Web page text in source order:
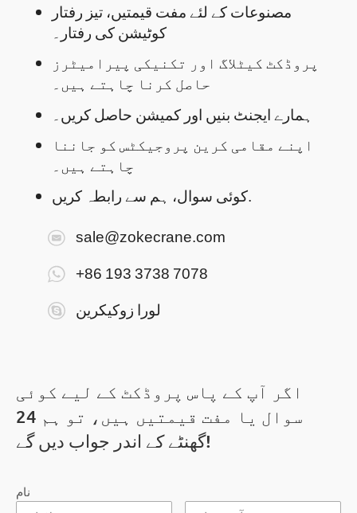
مصنوعات کے لئے مفت قیمتیں، تیز رفتار
کوٹیشن کی رفتار۔
پروڈکٹ کیٹلاگ اور تکنیکی پیرامیٹرز
حاصل کرنا چاہتے ہیں۔
ہمارے ایجنٹ بنیں اور کمیشن حاصل کریں۔
اپنے مقامی کرین پروجیکٹس کو جاننا
چاہتے ہیں۔
کوئی سوال، ہم سے رابطہ کریں.
sale@zokecrane.com
+86 193 3738 7078
لورا زوکیکرین
اگر آپ کے پاس پروڈکٹ کے لیے کوئی
سوال یا مفت قیمتیں ہیں، تو ہم 24
گھنٹے کے اندر جواب دیں گے!
نام